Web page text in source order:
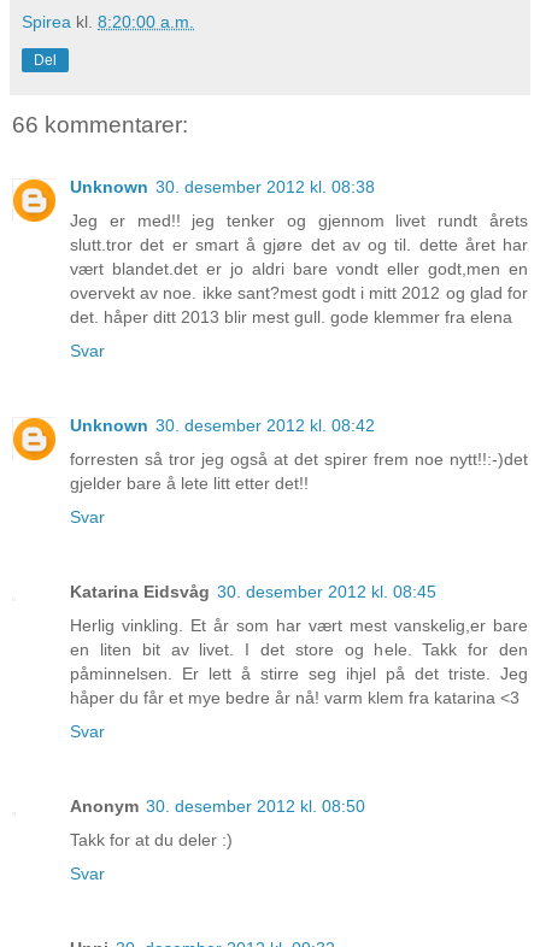
Spirea kl. 8:20:00 a.m.
Del
66 kommentarer:
Unknown 30. desember 2012 kl. 08:38
Jeg er med!! jeg tenker og gjennom livet rundt årets
slutt.tror det er smart å gjøre det av og til. dette året har
vært blandet.det er jo aldri bare vondt eller godt,men en
overvekt av noe. ikke sant?mest godt i mitt 2012 og glad for
det. håper ditt 2013 blir mest gull. gode klemmer fra elena
Svar
Unknown 30. desember 2012 kl. 08:42
forresten så tror jeg også at det spirer frem noe nytt!!:-)det
gjelder bare å lete litt etter det!!
Svar
Katarina Eidsvåg 30. desember 2012 kl. 08:45
Herlig vinkling. Et år som har vært mest vanskelig,er bare
en liten bit av livet. I det store og hele. Takk for den
påminnelsen. Er lett å stirre seg ihjel på det triste. Jeg
håper du får et mye bedre år nå! varm klem fra katarina <3
Svar
Anonym 30. desember 2012 kl. 08:50
Takk for at du deler :)
Svar